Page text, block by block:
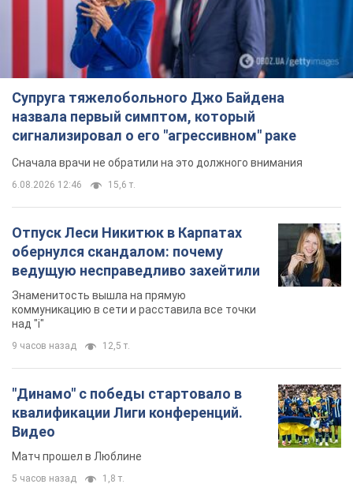
Супруга тяжелобольного Джо Байдена
назвала первый симптом, который
сигнализировал о его "агрессивном" раке
Сначала врачи не обратили на это должного внимания
6.08.2026 12:46 15,6 т.
Отпуск Леси Никитюк в Карпатах
обернулся скандалом: почему
ведущую несправедливо захейтили
Знаменитость вышла на прямую
коммуникацию в сети и расставила все точки
над "i"
9 часов назад 12,5 т.
"Динамо" с победы стартовало в
квалификации Лиги конференций.
Видео
Матч прошел в Люблине
5 часов назад 1,8 т.